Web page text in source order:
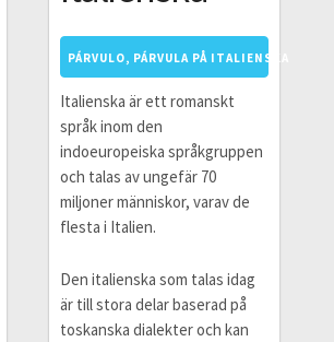
PÁRVULO, PÁRVULA PÅ ITALIENSKA
Italienska är ett romanskt
språk inom den
indoeuropeiska språkgruppen
och talas av ungefär 70
miljoner människor, varav de
flesta i Italien.
Den italienska som talas idag
är till stora delar baserad på
toskanska dialekter och kan